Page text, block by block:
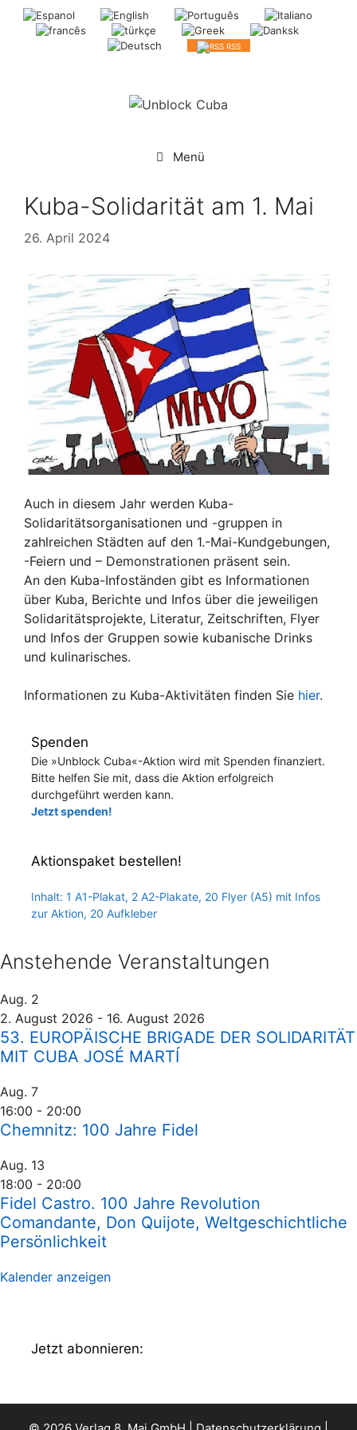
Springe
RSS
Menü
Kuba-Solidarität am 1. Mai
26. April 2024
Auch in diesem Jahr werden Kuba-
Solidaritätsorganisationen und -gruppen in
zahlreichen Städten auf den 1.-Mai-Kundgebungen,
-Feiern und – Demonstrationen präsent sein.
An den Kuba-Infoständen gibt es Informationen
über Kuba, Berichte und Infos über die jeweiligen
Solidaritätsprojekte, Literatur, Zeitschriften, Flyer
und Infos der Gruppen sowie kubanische Drinks
und kulinarisches.
Informationen zu Kuba-Aktivitäten finden Sie hier.
Spenden
Die »Unblock Cuba«-Aktion wird mit Spenden finanziert.
Bitte helfen Sie mit, dass die Aktion erfolgreich
durchgeführt werden kann.
Jetzt spenden!
Aktionspaket bestellen!
Inhalt: 1 A1-Plakat, 2 A2-Plakate, 20 Flyer (A5) mit Infos
zur Aktion, 20 Aufkleber
Anstehende Veranstaltungen
Aug. 2
2. August 2026 - 16. August 2026
53. EUROPÄISCHE BRIGADE DER SOLIDARITÄT
MIT CUBA JOSÉ MARTÍ
Aug. 7
16:00 - 20:00
Chemnitz: 100 Jahre Fidel
Aug. 13
18:00 - 20:00
Fidel Castro. 100 Jahre Revolution
Comandante, Don Quijote, Weltgeschichtliche
Persönlichkeit
Kalender anzeigen
Jetzt abonnieren: